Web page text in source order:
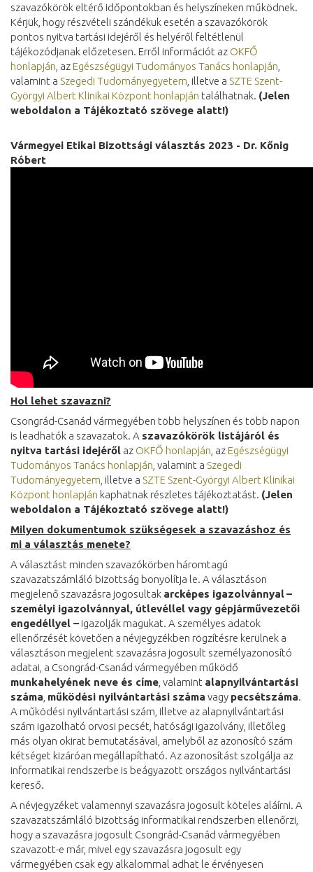
szavazókörök eltérő időpontokban és helyszíneken működnek.
Kérjük, hogy részvételi szándékuk esetén a szavazókörök
pontos nyitva tartási idejéről és helyéről feltétlenül
tájékozódjanak előzetesen. Erről információt az OKFŐ
honlapján , azEgészségügyi Tudományos Tanács honlapján
valamint a Szegedi Tudományegyetem , illetve a SZTE Szent-
Györgyi Albert Klinikai Központ honlapján találhatnak. (Jelen
weboldalon a Tájékoztató szövege alatt!)
Vármegyei Etikai Bizottsági választás 2023 - Dr. Kőnig
Róbert
Hol lehet szavazni?
Csongrád-Csanád vármegyében több helyszínen és több napon
is leadhatók a szavazatok. A szavazókörök listájáról és
nyitva tartási idejéről az OKFŐ honlapján , azEgészségügyi
Tudományos Tanács honlapján , valamint a Szegedi
Tudományegyetem , illetve a SZTE Szent-Györgyi Albert Klinikai
Központ honlapján kaphatnak részletes tájékoztatást. (Jelen
weboldalon a Tájékoztató szövege alatt!)
Milyen dokumentumok szükségesek a szavazáshoz és
mi a választás menete?
A választást minden szavazókörben háromtagú
szavazatszámláló bizottság bonyolítja le. A választáson
megjelenő szavazásra jogosultak arcképes igazolvánnyal–
személyi igazolvánnyal, útlevéllel vagy gépjárművezetői
engedéllyel – igazolják magukat. A személyes adatok
ellenőrzését követően a névjegyzékben rögzítésre kerülnek a
választáson megjelent szavazásra jogosult személyazonosító
adatai, a Csongrád-Csanád vármegyében működő
munkahelyének neve és címe , valamint alapnyilvántartási
száma működési nyilvántartási száma vagy pecsétszáma.
A működési nyilvántartási szám, illetve az alapnyilvántartási
szám igazolható orvosi pecsét, hatósági igazolvány, illetőleg
más olyan okirat bemutatásával, amelyből az azonosító szám
kétséget kizáróan megállapítható. Az azonosítást szolgálja az
informatikai rendszerbe is beágyazott országos nyilvántartási
kereső.
A névjegyzéket valamennyi szavazásra jogosult köteles aláírni. A
szavazatszámláló bizottság informatikai rendszerben ellenőrzi,
hogy a szavazásra jogosult Csongrád-Csanád vármegyében
szavazott-e már, mivel egy szavazásra jogosult egy
vármegyében csak egy alkalommal adhat le érvényesen